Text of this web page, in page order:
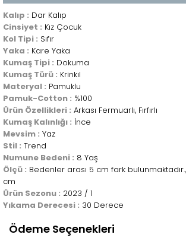
Kalıp : Dar Kalıp
Cinsiyet : Kız Çocuk
Kol Tipi : Sıfır
Yaka : Kare Yaka
Kumaş Tipi : Dokuma
Kumaş Türü : Krinkıl
Materyal : Pamuklu
Pamuk-Cotton : %100
Ürün Özellikleri : Arkası Fermuarlı, Fırfırlı
Kumaş Kalınlığı : İnce
Mevsim : Yaz
Stil : Trend
Numune Bedeni : 8 Yaş
Ölçü : Bedenler arası 5 cm fark
cm
Ürün Sezonu : 2023 / 1
Yıkama Derecesi : 30 Derece
Ödeme Seçenekleri